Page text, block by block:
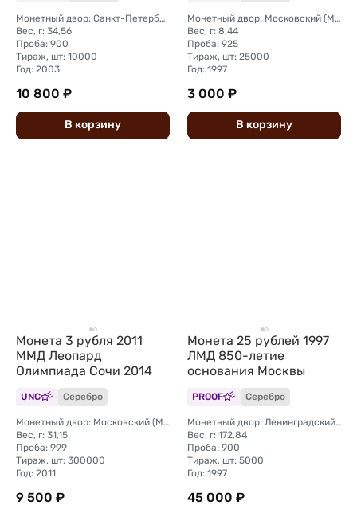
Монетный двор: Санкт-Петербургский (СПМД)
Вес, г: 34,56
Проба: 900
Тираж, шт: 10000
Год: 2003
10 800 ₽
В корзину
Монетный двор: Московский (ММД)
Вес, г: 8,44
Проба: 925
Тираж, шт: 25000
Год: 1997
3 000 ₽
В корзину
Монета 3 рубля 2011
ММД Леопард
Олимпиада Сочи 2014
UNC Серебро
Монетный двор: Московский (ММД)
Вес, г: 31,15
Проба: 999
Тираж, шт: 300000
Год: 2011
9 500 ₽
Монета 25 рублей 1997
ЛМД 850-летие
основания Москвы
PROOF Серебро
Монетный двор: Ленинградский (ЛМД)
Вес, г: 172,84
Проба: 900
Тираж, шт: 5000
Год: 1997
45 000 ₽